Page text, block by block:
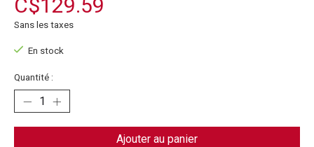
C$129.59
Sans les taxes
En stock
Quantité :
Ajouter au panier